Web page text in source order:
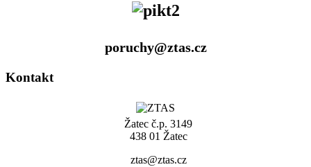
poruchy@ztas.cz
Kontakt
Žatec č.p. 3149
438 01 Žatec
ztas@ztas.cz